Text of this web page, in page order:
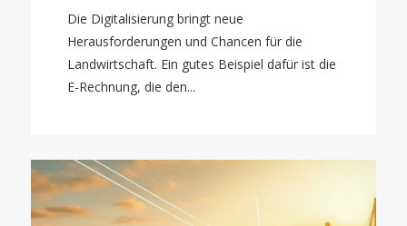
Die Digitalisierung bringt neue
Herausforderungen und Chancen für die
Landwirtschaft. Ein gutes Beispiel dafür ist die
E-Rechnung, die den...